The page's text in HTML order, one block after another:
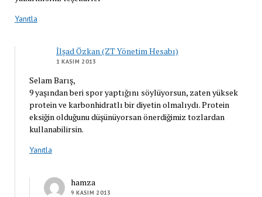
Yanıtla
İlşad Özkan (ZT Yönetim Hesabı)
1 KASIM 2013
Selam Barış,
9 yaşından beri spor yaptığını söylüyorsun, zaten yüksek
protein ve karbonhidratlı bir diyetin olmalıydı. Protein
eksiğin olduğunu düşünüyorsan önerdiğimiz tozlardan
kullanabilirsin.
Yanıtla
hamza
9 KASIM 2013